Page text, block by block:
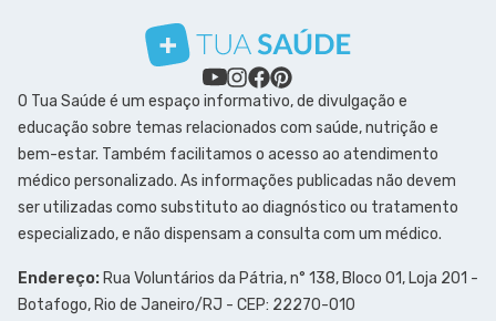
O Tua Saúde é um espaço informativo, de divulgação e
educação sobre temas relacionados com saúde, nutrição e
bem-estar. Também facilitamos o acesso ao atendimento
médico personalizado. As informações publicadas não devem
ser utilizadas como substituto ao diagnóstico ou tratamento
especializado, e não dispensam a consulta com um médico.
Endereço: Rua Voluntários da Pátria, n° 138, Bloco 01, Loja 201 -
Botafogo, Rio de Janeiro/RJ - CEP: 22270-010